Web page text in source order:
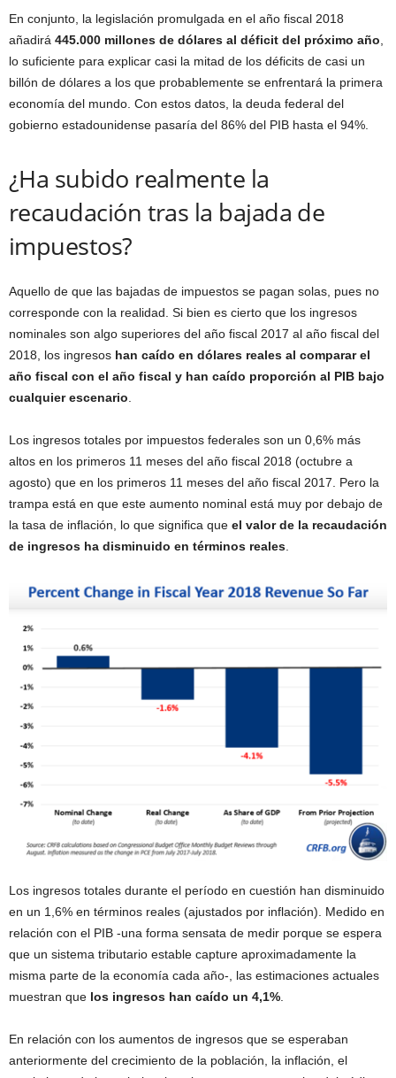
En conjunto, la legislación promulgada en el año fiscal 2018
añadirá 445.000 millones de dólares al déficit del próximo año
lo suficiente para explicar casi la mitad de los déficits de casi un
billón de dólares a los que probablemente se enfrentará la primera
economía del mundo. Con estos datos, la deuda federal del
gobierno estadounidense pasaría del 86% del PIB hasta el 94%.
¿Ha subido realmente la
recaudación tras la bajada de
impuestos?
Aquello de que las bajadas de impuestos se pagan solas, pues no
corresponde con la realidad. Si bien es cierto que los ingresos
nominales son algo superiores del año fiscal 2017 al año fiscal del
2018, los ingresos han caído en dólares reales al comparar el
año fiscal con el año fiscal y han caído proporción al PIB bajo
cualquier escenario
Los ingresos totales por impuestos federales son un 0,6% más
altos en los primeros 11 meses del año fiscal 2018 (octubre a
agosto) que en los primeros 11 meses del año fiscal 2017. Pero la
trampa está en que este aumento nominal está muy por debajo de
la tasa de inflación, lo que significa que el valor de la recaudación
de ingresos ha disminuido en términos reales
Los ingresos totales durante el período en cuestión han disminuido
en un 1,6% en términos reales (ajustados por inflación). Medido en
relación con el PIB -una forma sensata de medir porque se espera
que un sistema tributario estable capture aproximadamente la
misma parte de la economía cada año-, las estimaciones actuales
muestran que los ingresos han caído un 4,1%
En relación con los aumentos de ingresos que se esperaban
anteriormente del crecimiento de la población, la inflación, el